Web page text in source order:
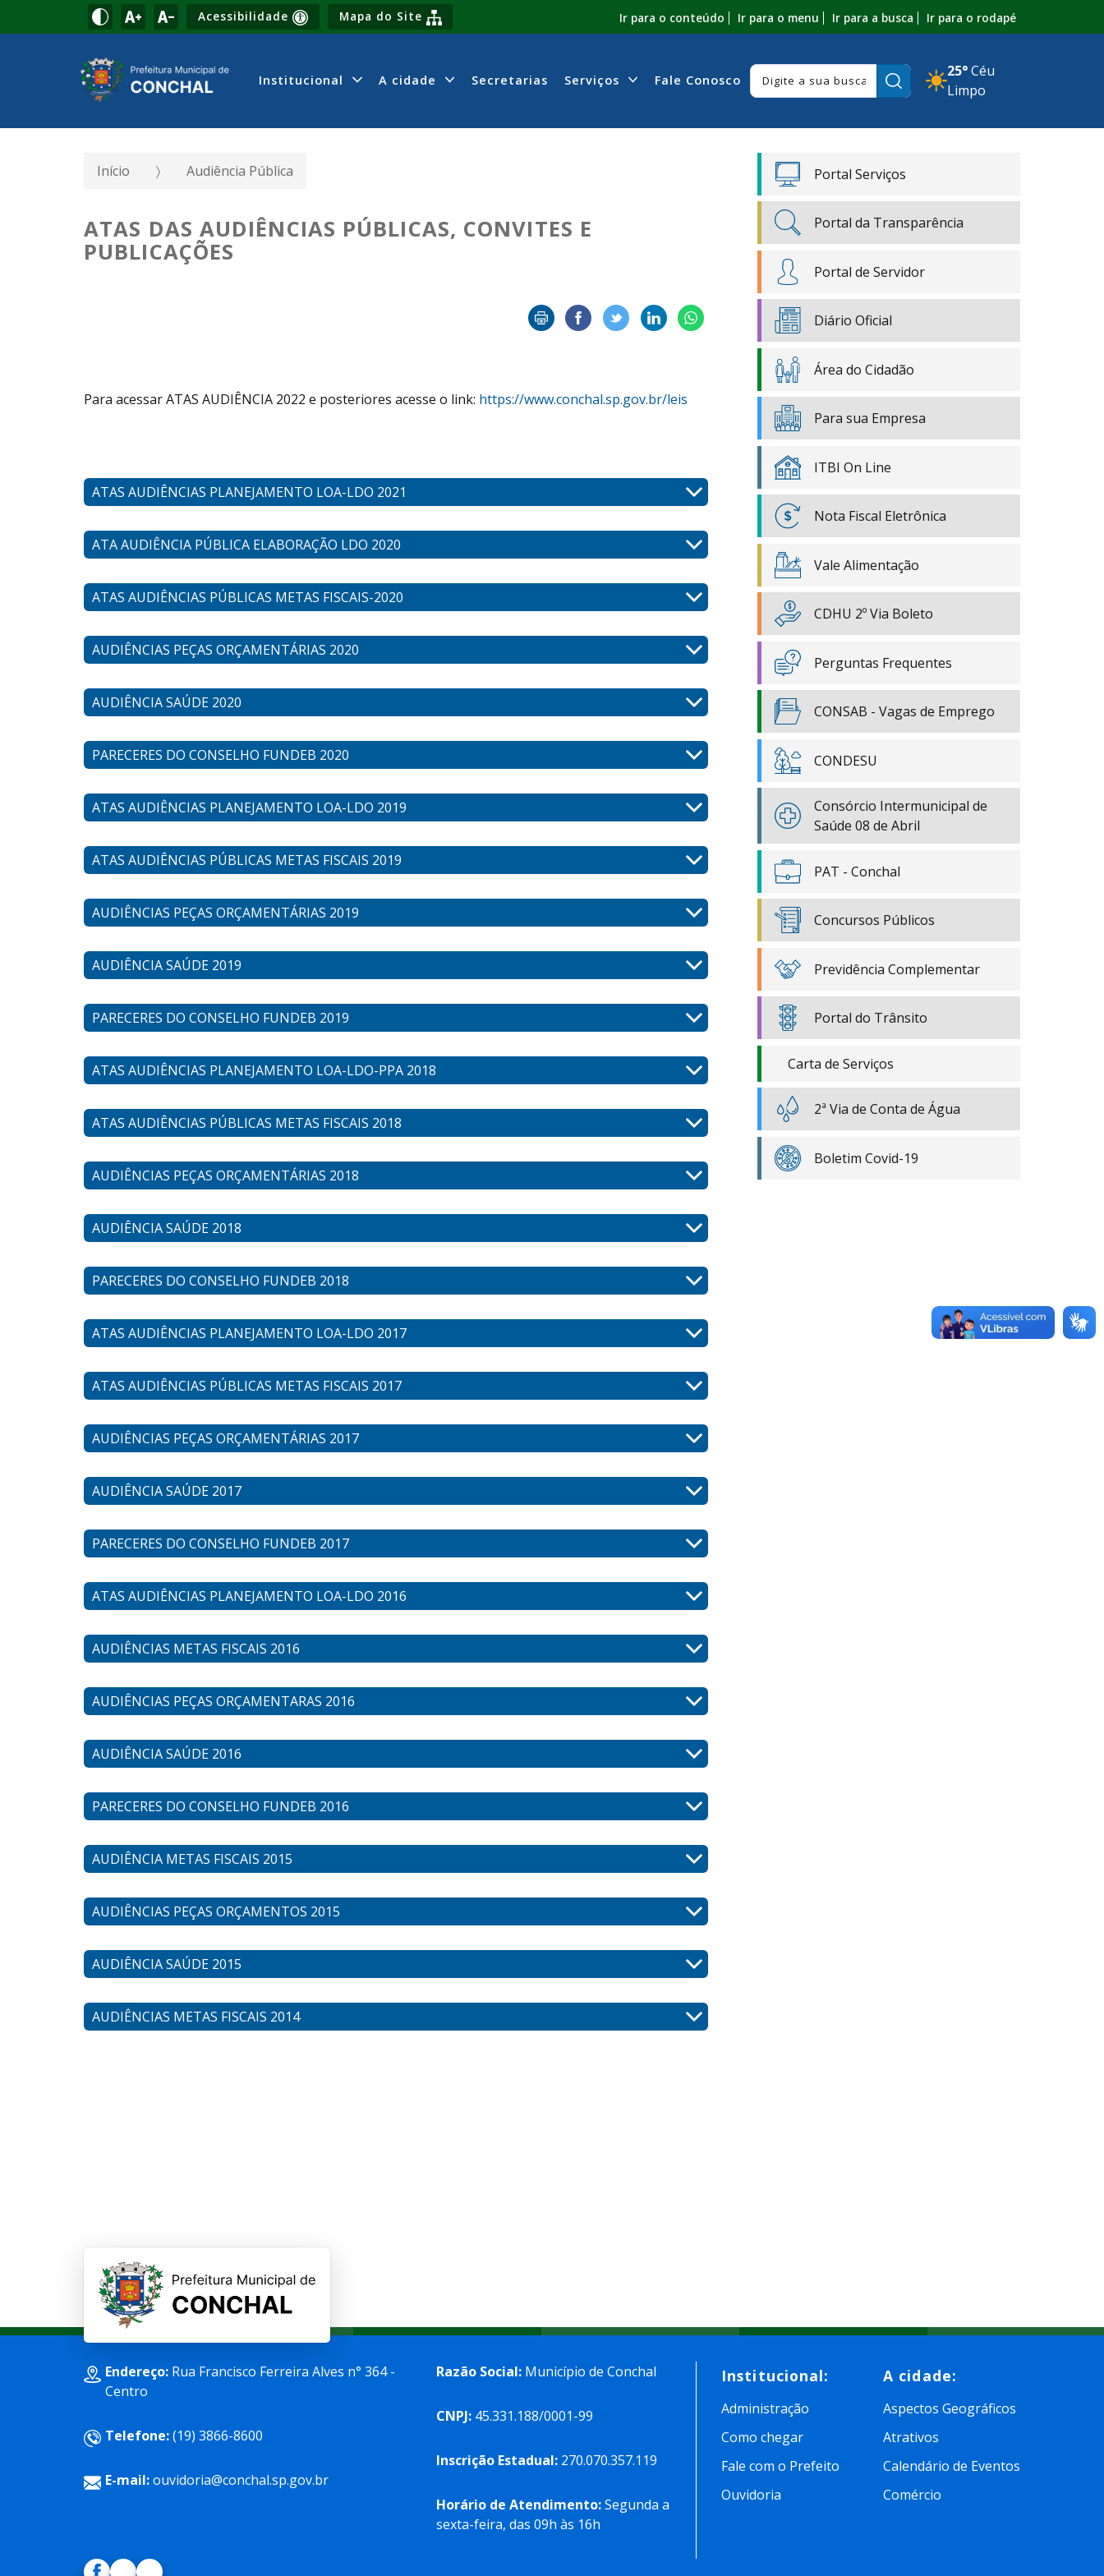
Acessibilidade Mapa do Site Ir para o conteúdo Ir para o menu Ir para a busca Ir para o rodapé
Institucional A cidade Secretarias Serviços Fale Conosco Pesquisar:
25°Céu
Limpo
Início Audiência Pública
ATAS DAS AUDIÊNCIAS PÚBLICAS, CONVITES E
PUBLICAÇÕES
Para acessar ATAS AUDIÊNCIA 2022 e posteriores acesse o link: https://www.conchal.sp.gov.br/leis
ATAS AUDIÊNCIAS PLANEJAMENTO LOA-LDO 2021
ATA AUDIÊNCIA PÚBLICA ELABORAÇÃO LDO 2020
ATAS AUDIÊNCIAS PÚBLICAS METAS FISCAIS-2020
AUDIÊNCIAS PEÇAS ORÇAMENTÁRIAS 2020
AUDIÊNCIA SAÚDE 2020
PARECERES DO CONSELHO FUNDEB 2020
ATAS AUDIÊNCIAS PLANEJAMENTO LOA-LDO 2019
ATAS AUDIÊNCIAS PÚBLICAS METAS FISCAIS 2019
AUDIÊNCIAS PEÇAS ORÇAMENTÁRIAS 2019
AUDIÊNCIA SAÚDE 2019
PARECERES DO CONSELHO FUNDEB 2019
ATAS AUDIÊNCIAS PLANEJAMENTO LOA-LDO-PPA 2018
ATAS AUDIÊNCIAS PÚBLICAS METAS FISCAIS 2018
AUDIÊNCIAS PEÇAS ORÇAMENTÁRIAS 2018
AUDIÊNCIA SAÚDE 2018
PARECERES DO CONSELHO FUNDEB 2018
ATAS AUDIÊNCIAS PLANEJAMENTO LOA-LDO 2017
ATAS AUDIÊNCIAS PÚBLICAS METAS FISCAIS 2017
AUDIÊNCIAS PEÇAS ORÇAMENTÁRIAS 2017
AUDIÊNCIA SAÚDE 2017
PARECERES DO CONSELHO FUNDEB 2017
ATAS AUDIÊNCIAS PLANEJAMENTO LOA-LDO 2016
AUDIÊNCIAS METAS FISCAIS 2016
AUDIÊNCIAS PEÇAS ORÇAMENTARAS 2016
AUDIÊNCIA SAÚDE 2016
PARECERES DO CONSELHO FUNDEB 2016
AUDIÊNCIA METAS FISCAIS 2015
AUDIÊNCIAS PEÇAS ORÇAMENTOS 2015
AUDIÊNCIA SAÚDE 2015
AUDIÊNCIAS METAS FISCAIS 2014
Portal Serviços
Portal da Transparência
Portal de Servidor
Diário Oficial
Área do Cidadão
Para sua Empresa
ITBI On Line
Nota Fiscal Eletrônica
Vale Alimentação
CDHU 2º Via Boleto
Perguntas Frequentes
CONSAB - Vagas de Emprego
CONDESU
Consórcio Intermunicipal de
Saúde 08 de Abril
PAT - Conchal
Concursos Públicos
Previdência Complementar
Portal do Trânsito
Carta de Serviços
2ª Via de Conta de Água
Boletim Covid-19
Endereço:Rua Francisco Ferreira Alves n° 364 -
Centro
Telefone:(19) 3866-8600
E-mail:ouvidoria@conchal.sp.gov.br
Razão Social: Município de Conchal
CNPJ: 45.331.188/0001-99
Inscrição Estadual: 270.070.357.119
Horário de Atendimento:Segunda a
sexta-feira, das 09h às 16h
Institucional:
Administração
Como chegar
Fale com o Prefeito
Ouvidoria
A cidade:
Aspectos Geográficos
Atrativos
Calendário de Eventos
Comércio